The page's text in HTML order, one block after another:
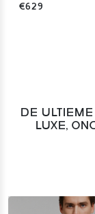
€629
DE
LUXE,